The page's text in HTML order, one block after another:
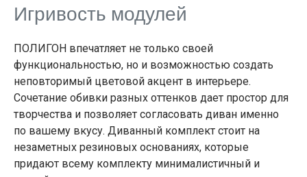
Игривость модулей
ПОЛИГОН впечатляет не только своей
функциональностью, но и возможностью создать
неповторимый цветовой акцент в интерьере.
Сочетание обивки разных оттенков дает простор для
творчества и позволяет согласовать диван именно
по вашему вкусу. Диванный комплект стоит на
незаметных резиновых основаниях, которые
придают всему комплекту минималистичный и